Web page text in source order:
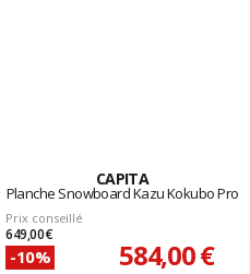
CAPITA
Planche Snowboard Kazu Kokubo Pro
Prix conseillé
649,00 €
-10% 584,00 €